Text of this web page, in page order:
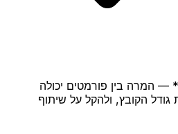
— המרה בין פורמטים יכולה
הקובץ, ולהקל על שיתוף